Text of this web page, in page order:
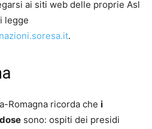
ai siti web delle proprie Asl
legge
.
Romagna ricorda che i
sono: ospiti dei presidi